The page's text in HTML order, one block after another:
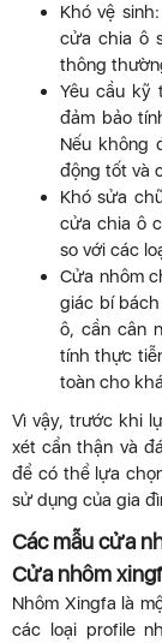
Khó vệ
cửa chia ô
thông
Yêu cầu kỹ
đảm bảo
Nếu không
động tốt và
Khó sửa
cửa chia ô
so với các
Cửa nhôm
giác bí
ô, cần cân
tính thực
toàn cho
Vì vậy, trước khi
xét cẩn thận và
để có thể lựa
sử dụng của gia
Các mẫu cửa
Cửa nhôm
Nhôm Xingfa là
các loại profile